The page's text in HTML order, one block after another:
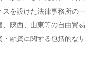
スを設けた法律事務所の一
陝西、山東等の自由貿易
・融資に関する包括的なサ